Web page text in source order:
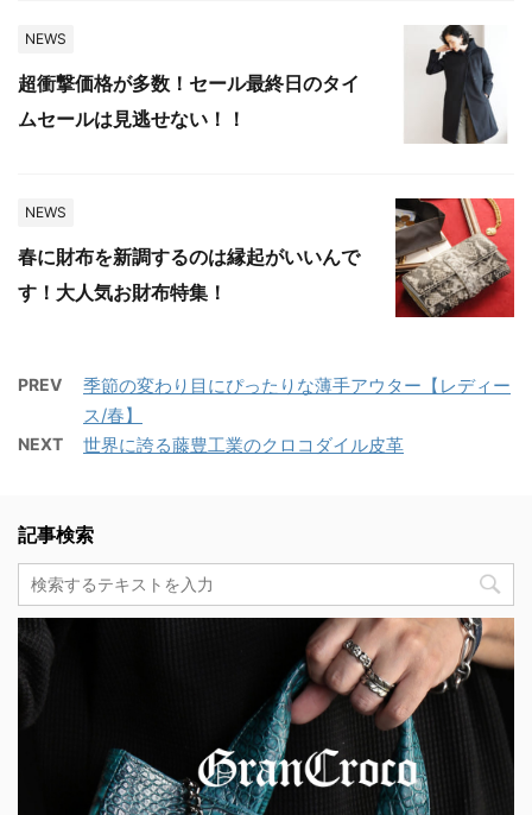
NEWS
超衝撃価格が多数！セール最終日のタイ
ムセールは見逃せない！！
NEWS
春に財布を新調するのは縁起がいいんで
す！大人気お財布特集！
PREV
季節の変わり目にぴったりな薄手アウター【レディー
ス/春】
NEXT 世界に誇る藤豊工業のクロコダイル皮革
記事検索